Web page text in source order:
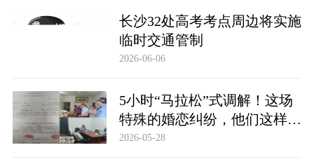
长沙32处高考考点周边将实施
临时交通管制
2026-06-06
5小时“马拉松”式调解！这场
特殊的婚恋纠纷，他们这样化
解……
2026-05-28